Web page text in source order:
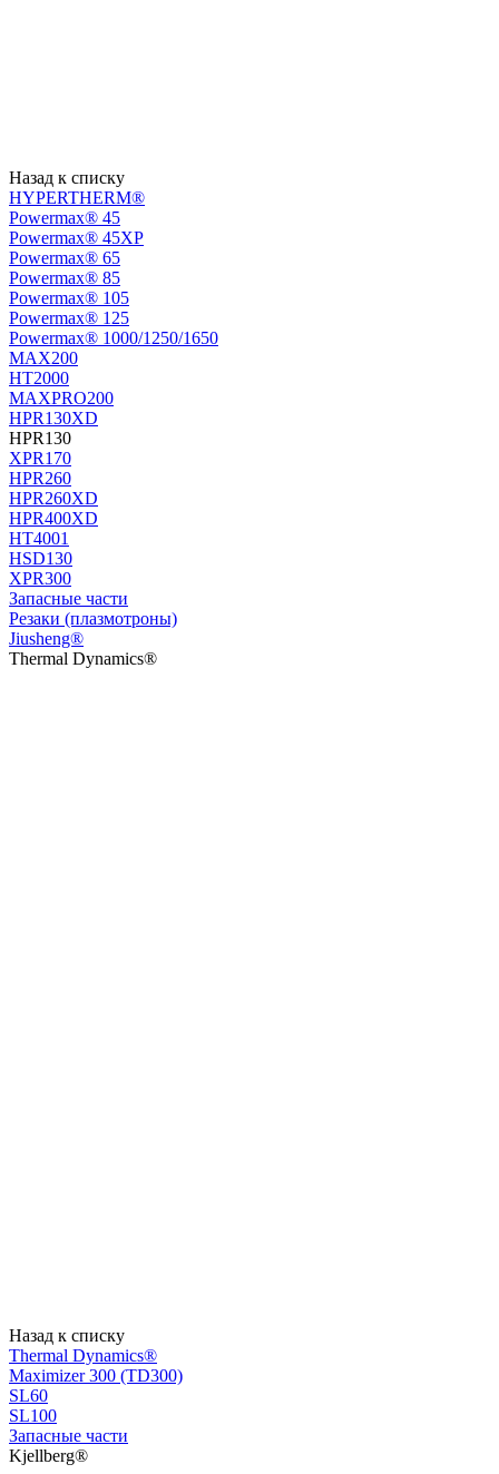
Назад к списку
HYPERTHERM®
Powermax® 45
Powermax® 45XP
Powermax® 65
Powermax® 85
Powermax® 105
Powermax® 125
Powermax® 1000/1250/1650
MAX200
HT2000
MAXPRO200
HPR130XD
HPR130
XPR170
HPR260
HPR260XD
HPR400XD
HT4001
HSD130
XPR300
Запасные части
Резаки (плазмотроны)
Jiusheng®
Thermal Dynamics®
Назад к списку
Thermal Dynamics®
Maximizer 300 (TD300)
SL60
SL100
Запасные части
Kjellberg®